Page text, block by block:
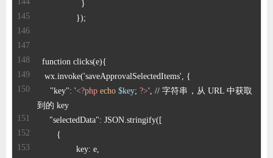
     "key": '
<?php echo $key; ?>', // 字符串，从 URL 中获取
到的 key